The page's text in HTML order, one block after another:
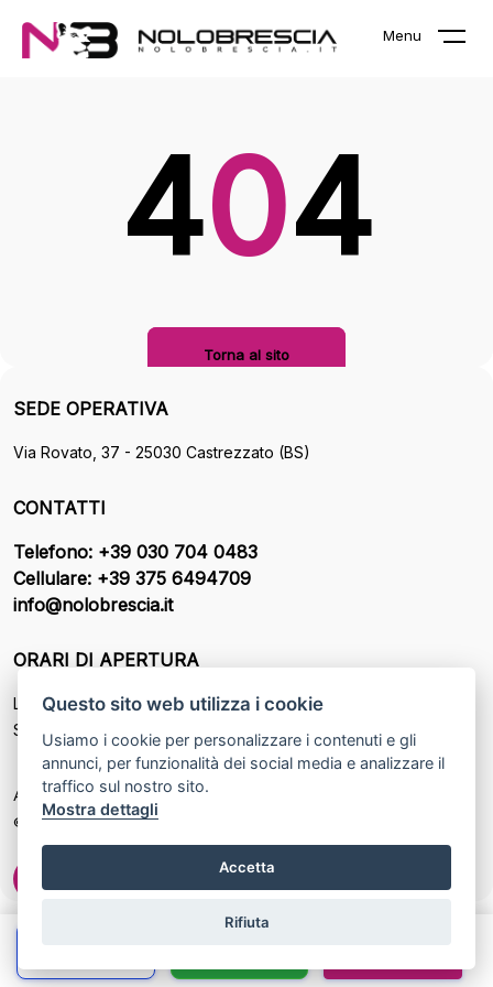
Menu
Questo sito web utilizza i cookie
Usiamo i cookie per personalizzare i contenuti e gli
annunci, per funzionalità dei social media e analizzare il
traffico sul nostro sito.
Mostra dettagli
Accetta
Rifiuta
La pagina che stai cercando non
esiste!
404
Torna al sito
SEDE OPERATIVA
Via Rovato, 37 - 25030 Castrezzato (BS)
CONTATTI
Telefono: +39 030 704 0483
Cellulare: +39 375 6494709
info@nolobrescia.it
ORARI DI APERTURA
Lunedì – Venerdì: 8:30 - 12:30 / 14:30 - 19:00
Sabato: 8:30 - 18:00
Ad Cars P.IVA: IT 03181760988
© Another site byGestionale auto